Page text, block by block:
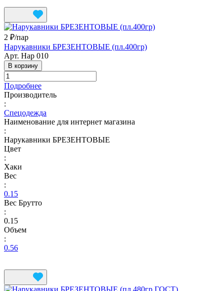
2 ₽/пар
Нарукавники БРЕЗЕНТОВЫЕ (пл.400гр)
Арт. Нар 010
В корзину
Подробнее
Производитель
:
Спецодежда
Наименование для интернет магазина
:
Нарукавники БРЕЗЕНТОВЫЕ
Цвет
:
Хаки
Вес
:
0.15
Вес Брутто
:
0.15
Объем
:
0.56